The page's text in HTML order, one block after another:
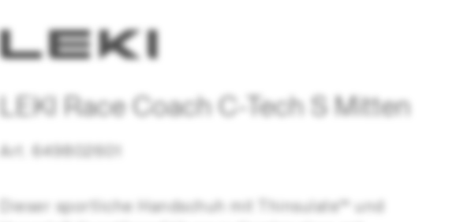
LEKI Race Coach C-Tech S Mitten
Art. 649802601
Dieser sportliche Handschuh mit Thinsulate™ und